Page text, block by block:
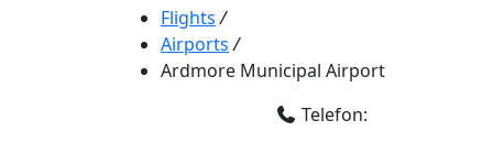
Flights /
Airports /
Ardmore Municipal Airport
Telefon: